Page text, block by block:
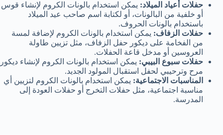
حفلات أعياد الميلاد: يمكن استخدام بالونات الكروم لإنشاء قوس
أو خلفية من البالونات، أو لكتابة اسم صاحب عيد الميلاد
باستخدام بالونات الحروف.
حفلات الزفاف: يمكن استخدام بالونات الكروم لإضافة لمسة
من الفخامة على ديكور حفل الزفاف، مثل تزيين طاولة
العروسين أو مدخل قاعة الحفلات.
حفلات سبوع البيبي: يمكن استخدام بالونات الكروم لإنشاء ديكور
مرح وترحيبي لحفل استقبال المولود الجديد.
المناسبات الاجتماعية: يمكن استخدام بالونات الكروم لتزيين أي
مناسبة اجتماعية، مثل حفلات التخرج أو حفلات العودة إلى
المدرسة.